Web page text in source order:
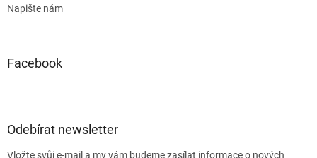
Napište nám
Facebook
Odebírat newsletter
Vložte svůj e-mail a my vám budeme zasílat informace o nových